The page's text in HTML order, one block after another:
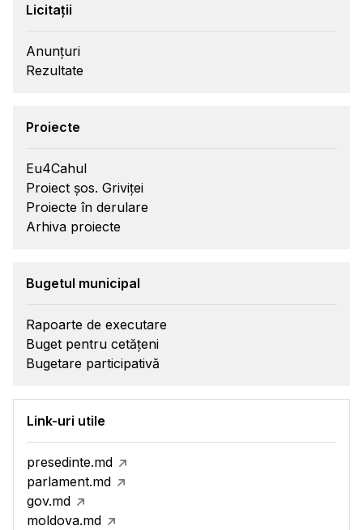
Licitații
Anunțuri
Rezultate
Proiecte
Eu4Cahul
Proiect șos. Griviței
Proiecte în derulare
Arhiva proiecte
Bugetul municipal
Rapoarte de executare
Buget pentru cetățeni
Bugetare participativă
Link-uri utile
presedinte.md
parlament.md
gov.md
moldova.md